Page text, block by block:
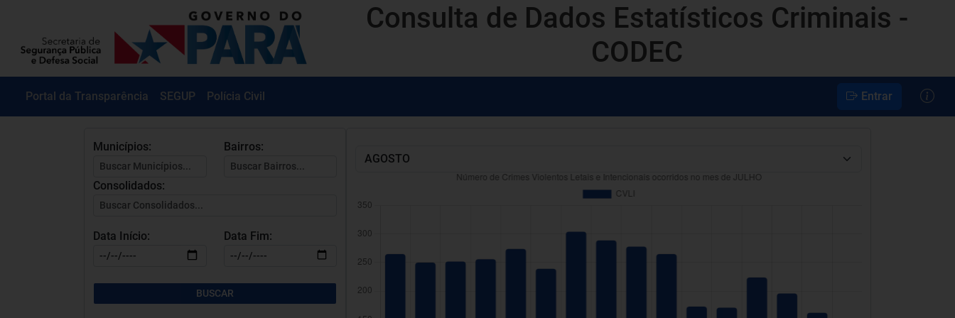
Consulta de Dados Estatísticos Criminais -
CODEC
Portal da Transparência SEGUP Polícia Civil Entrar
Municípios: Bairros:
Consolidados:
Data Início: Data Fim: